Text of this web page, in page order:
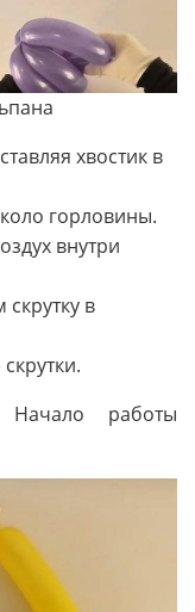
хвостик в
горловины.
внутри
в
Начало работы